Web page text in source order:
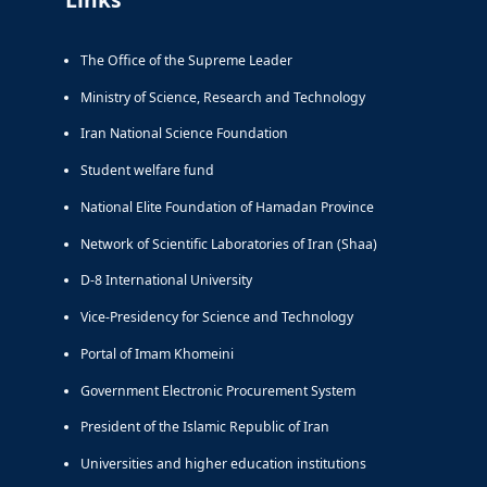
The Office of the Supreme Leader
Ministry of Science, Research and Technology
Iran National Science Foundation
Student welfare fund
National Elite Foundation of Hamadan Province
Network of Scientific Laboratories of Iran (Shaa)
D-8 International University
Vice-Presidency for Science and Technology
Portal of Imam Khomeini
Government Electronic Procurement System
President of the Islamic Republic of Iran
Universities and higher education institutions